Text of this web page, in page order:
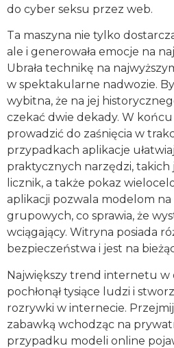
do cyber seksu przez web.
Ta maszyna nie tylko
ale i generowała emocje na
Ubrała technikę na
w spektakularne nadwozie.
wybitna, że na jej
czekać dwie dekady. W
prowadzić do zaśnięcia w
przypadkach aplikacje
praktycznych narzędzi, takich
licznik, a także pokaz
aplikacji pozwala modelom
grupowych, co sprawia, że
wciągający. Witryna posiada
bezpieczeństwa i jest na
Największy trend internetu w
pochłonął tysiące ludzi i
rozrywki w internecie.
zabawką wchodząc na
przypadku modeli online